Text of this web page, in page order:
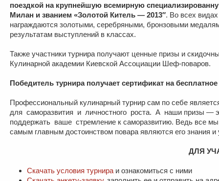
поездкой на крупнейшую всемирную
Милан и званием «Золотой Китель — 2013″. Во всех
награждаются золотыми, серебряными, бронзовыми
результатам выступлений в классах.
Также участники турнира получают ценные призы и
Кулинарной академии Киевской Ассоциации Шеф-поваров.
Победитель турнира получает сертификат на
Профессиональный кулинарный турнир сам по себе
для саморазвития и личностного роста. А наши призы —
поддержать ваше стремление к саморазвитию. Ведь все
самым главным достоинством повара являются его знания и
ДЛЯ
Скачать условия турнира и ознакомиться с ними